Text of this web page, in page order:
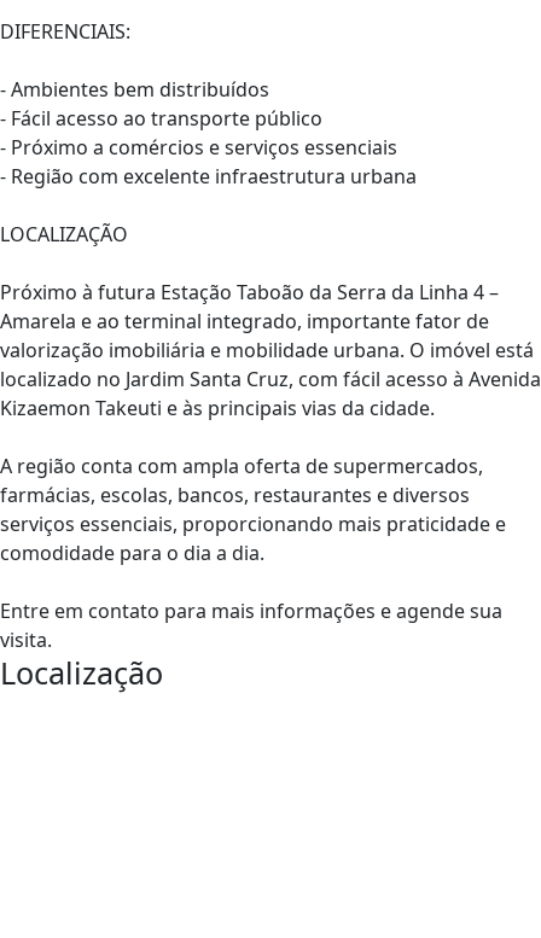
DIFERENCIAIS:
- Ambientes bem distribuídos
- Fácil acesso ao transporte público
- Próximo a comércios e serviços essenciais
- Região com excelente infraestrutura urbana
LOCALIZAÇÃO
Próximo à futura Estação Taboão da Serra da Linha 4 –
Amarela e ao terminal integrado, importante fator de
valorização imobiliária e mobilidade urbana. O imóvel está
localizado no Jardim Santa Cruz, com fácil acesso à Avenida
Kizaemon Takeuti e às principais vias da cidade.
A região conta com ampla oferta de supermercados,
farmácias, escolas, bancos, restaurantes e diversos
serviços essenciais, proporcionando mais praticidade e
comodidade para o dia a dia.
Entre em contato para mais informações e agende sua
visita.
Localização